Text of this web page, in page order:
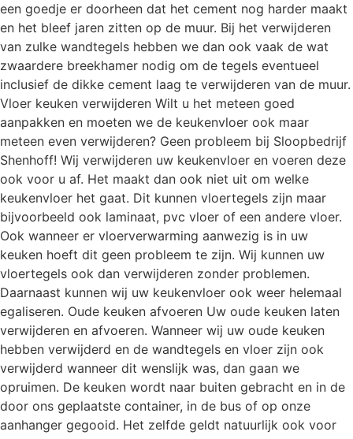
een goedje er doorheen dat het cement nog harder maakt
en het bleef jaren zitten op de muur. Bij het verwijderen
van zulke wandtegels hebben we dan ook vaak de wat
zwaardere breekhamer nodig om de tegels eventueel
inclusief de dikke cement laag te verwijderen van de muur.
Vloer keuken verwijderen Wilt u het meteen goed
aanpakken en moeten we de keukenvloer ook maar
meteen even verwijderen? Geen probleem bij Sloopbedrijf
Shenhoff! Wij verwijderen uw keukenvloer en voeren deze
ook voor u af. Het maakt dan ook niet uit om welke
keukenvloer het gaat. Dit kunnen vloertegels zijn maar
bijvoorbeeld ook laminaat, pvc vloer of een andere vloer.
Ook wanneer er vloerverwarming aanwezig is in uw
keuken hoeft dit geen probleem te zijn. Wij kunnen uw
vloertegels ook dan verwijderen zonder problemen.
Daarnaast kunnen wij uw keukenvloer ook weer helemaal
egaliseren. Oude keuken afvoeren Uw oude keuken laten
verwijderen en afvoeren. Wanneer wij uw oude keuken
hebben verwijderd en de wandtegels en vloer zijn ook
verwijderd wanneer dit wenslijk was, dan gaan we
opruimen. De keuken wordt naar buiten gebracht en in de
door ons geplaatste container, in de bus of op onze
aanhanger gegooid. Het zelfde geldt natuurlijk ook voor